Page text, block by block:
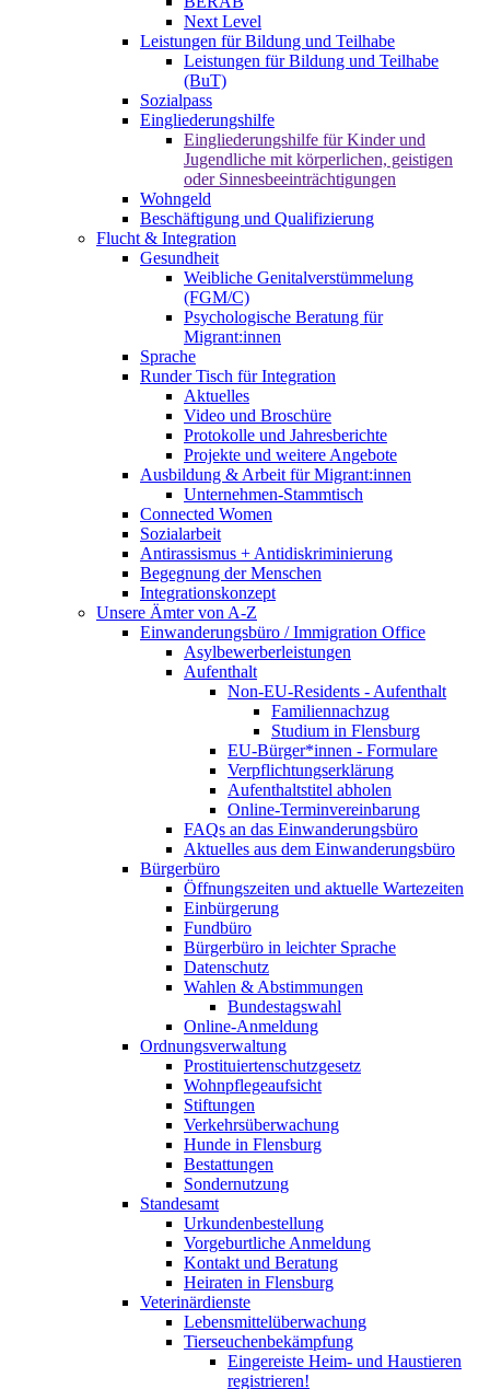
Next Level
Leistungen für Bildung und Teilhabe
Leistungen für Bildung und Teilhabe
(BuT)
Sozialpass
Eingliederungshilfe
Eingliederungshilfe für Kinder und
Jugendliche mit körperlichen, geistigen
oder Sinnesbeeinträchtigungen
Wohngeld
Beschäftigung und Qualifizierung
Flucht & Integration
Gesundheit
Weibliche Genitalverstümmelung
(FGM/C)
Psychologische Beratung für
Migrant:innen
Sprache
Runder Tisch für Integration
Aktuelles
Video und Broschüre
Protokolle und Jahresberichte
Projekte und weitere Angebote
Ausbildung & Arbeit für Migrant:innen
Unternehmen-Stammtisch
Connected Women
Sozialarbeit
Antirassismus + Antidiskriminierung
Begegnung der Menschen
Integrationskonzept
Unsere Ämter von A-Z
Einwanderungsbüro / Immigration Office
Asylbewerberleistungen
Aufenthalt
Non-EU-Residents - Aufenthalt
Familiennachzug
Studium in Flensburg
EU-Bürger*innen - Formulare
Verpflichtungserklärung
Aufenthaltstitel abholen
Online-Terminvereinbarung
FAQs an das Einwanderungsbüro
Aktuelles aus dem Einwanderungsbüro
Bürgerbüro
Öffnungszeiten und aktuelle Wartezeiten
Einbürgerung
Fundbüro
Bürgerbüro in leichter Sprache
Datenschutz
Wahlen & Abstimmungen
Bundestagswahl
Online-Anmeldung
Ordnungsverwaltung
Prostituiertenschutzgesetz
Wohnpflegeaufsicht
Stiftungen
Verkehrsüberwachung
Hunde in Flensburg
Bestattungen
Sondernutzung
Standesamt
Urkundenbestellung
Vorgeburtliche Anmeldung
Kontakt und Beratung
Heiraten in Flensburg
Veterinärdienste
Lebensmittelüberwachung
Tierseuchenbekämpfung
Eingereiste Heim- und Haustieren
registrieren!